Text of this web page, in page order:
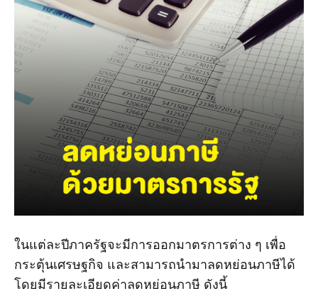
ในแต่ละปีภาครัฐจะมีการออกมาตรการต่าง ๆ เพื่อ
กระตุ้นเศรษฐกิจ และสามารถนำมาลดหย่อนภาษีได้
โดยมีรายละเอียดค่าลดหย่อนภาษี ดังนี้